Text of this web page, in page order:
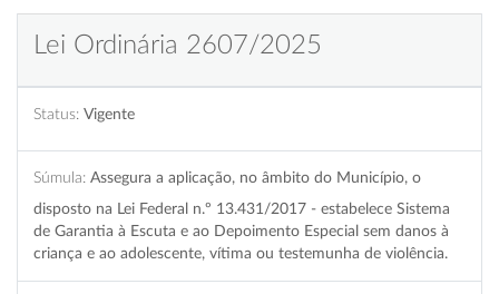
Lei Ordinária 2607/2025
Status: Vigente
Súmula: Assegura a aplicação, no âmbito do Município, o
disposto na Lei Federal n.º 13.431/2017 - estabelece Sistema
de Garantia à Escuta e ao Depoimento Especial sem danos à
criança e ao adolescente, vítima ou testemunha de violência.